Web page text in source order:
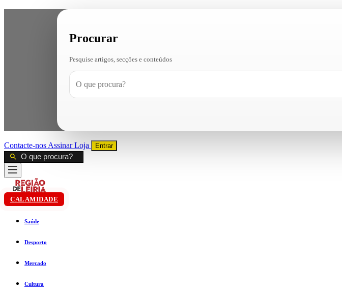
Procurar
Pesquise artigos, secções e conteúdos
Contacte-nos AssinarLoja Entrar
CALAMIDADE
Saúde
Desporto
Mercado
Cultura